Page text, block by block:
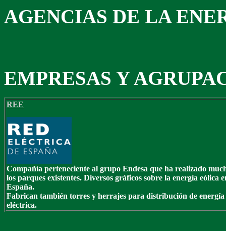
AGENCIAS DE LA
EMPRESAS Y
REE
Compañía perteneciente al grupo Endesa que ha realizado
los parques existentes. Diversos gráficos sobre la energía eólica
España.
Fabrican también torres y herrajes para distribución de energía
eléctrica.